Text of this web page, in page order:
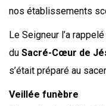
nos établissements
Le Seigneur l’a
du Sacré-Cœur de
s’était préparé au
Veillée funèbre